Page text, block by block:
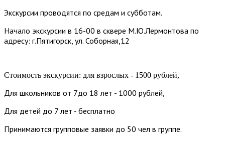
Экскурсии проводятся по средам и субботам.
Начало экскурсии в 16-00 в сквере М.Ю.Лермонтова по
адресу: г.Пятигорск, ул. Соборная,12
Стоимость экскурсии: для взрослых - 1500 рублей,
Для школьников от 7до 18 лет - 1000 рублей,
Для детей до 7 лет - бесплатно
Принимаются групповые заявки до 50 чел в группе.